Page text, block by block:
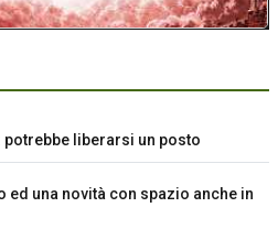
liberarsi un posto
ed una novità con spazio anche in